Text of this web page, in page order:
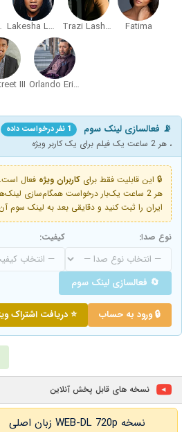
Fatima
Trazi Lashawn
Lakesha Logan
Orlando Eric Street
III
📡 فعالسازی لینک سوم 1 نفر درخواست داده
، هر 2 ساعت یک فیلم برای یک کاربر ویژه
🔒 این قابلیت فقط برای کاربران ویژه فعال است.
ایران را ثبت کنید و دقایقی بعد به لینک
نوع صدا: کیفیت:
🔄 فعالسازی لینک سوم
🔒 ورود به حساب ⭐ دریافت اشتراک
نسخه های قابل پخش آنلاین
نسخه WEB-DL 720p زبان اصلی